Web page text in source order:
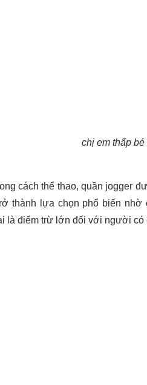
chị em thấp bé
cách thể thao, quần jogger
thành lựa chọn phổ biến
là điểm trừ lớn đối với người có